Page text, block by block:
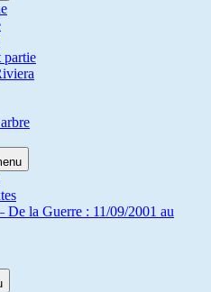
partie
De la Guerre : 11/09/2001 au